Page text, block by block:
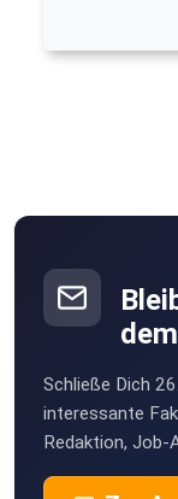
Schließe Dich
interessante
Redaktion, Job-